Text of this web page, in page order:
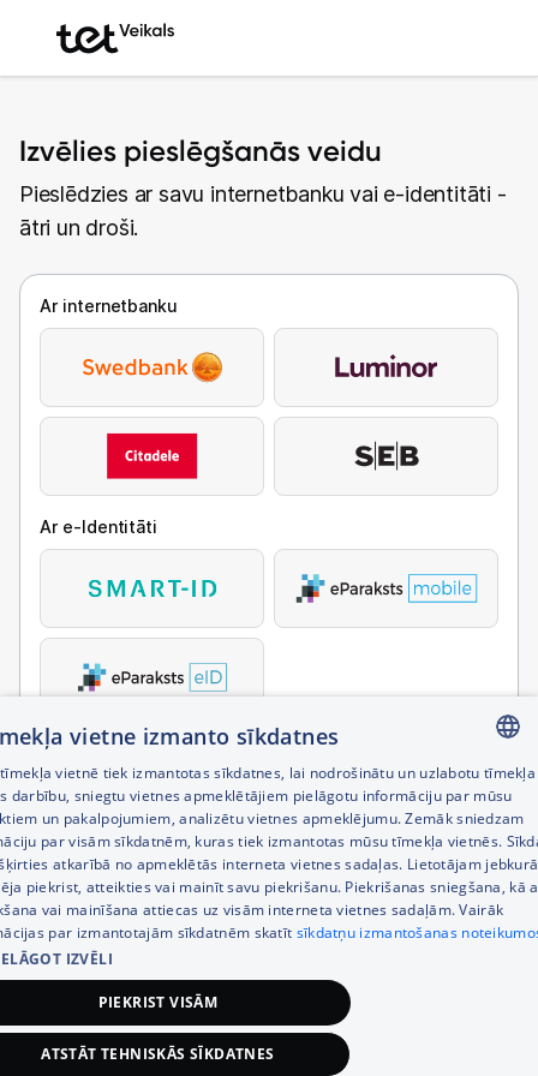
Izvēlies pieslēgšanās veidu
Pieslēdzies ar savu internetbanku vai e-identitāti -
ātri un droši.
Ar internetbanku
Ar e-Identitāti
LATVIAN
RUSSIAN
ENGLISH
vietne izmanto sīkdatnes
vietnē tiek izmantotas sīkdatnes, lai nodrošinātu un uzlabotu tīmekļa
darbību, sniegtu vietnes apmeklētājiem pielāgotu informāciju par mūsu
un pakalpojumiem, analizētu vietnes apmeklējumu. Zemāk sniedzam
par visām sīkdatnēm, kuras tiek izmantotas mūsu tīmekļa vietnēs.
atkarībā no apmeklētās interneta vietnes sadaļas. Lietotājam
piekrist, atteikties vai mainīt savu piekrišanu. Piekrišanas sniegšana, kā
vai mainīšana attiecas uz visām interneta vietnes sadaļām. Vairāk
par izmantotajām sīkdatnēm skatīt sīkdatņu izmantošanas
IZVĒLI
PIEKRIST VISĀM
ATSTĀT TEHNISKĀS SĪKDATNES